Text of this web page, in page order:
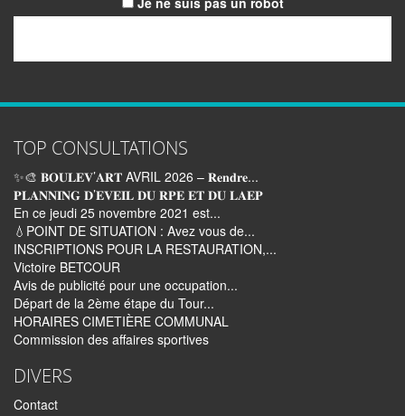
TOP CONSULTATIONS
✨🎨 𝐁𝐎𝐔𝐋𝐄𝐕’𝐀𝐑𝐓 AVRIL 2026 – 𝐑𝐞𝐧𝐝𝐫𝐞...
𝐏𝐋𝐀𝐍𝐍𝐈𝐍𝐆 𝐃’𝐄𝐕𝐄𝐈𝐋 𝐃𝐔 𝐑𝐏𝐄 𝐄𝐓 𝐃𝐔 𝐋𝐀𝐄𝐏
En ce jeudi 25 novembre 2021 est...
💧POINT DE SITUATION : Avez vous de...
INSCRIPTIONS POUR LA RESTAURATION,...
Victoire BETCOUR
Avis de publicité pour une occupation...
Départ de la 2ème étape du Tour...
HORAIRES CIMETIÈRE COMMUNAL
Commission des affaires sportives
DIVERS
Contact